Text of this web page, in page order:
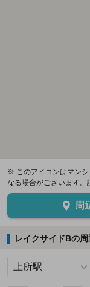
※ このアイコンはマン
なる場合がございます。
周
レイクサイドBの